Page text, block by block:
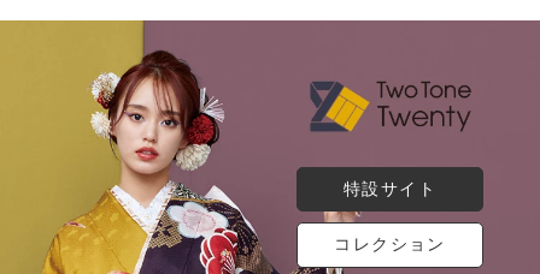
特設サイト
コレクション